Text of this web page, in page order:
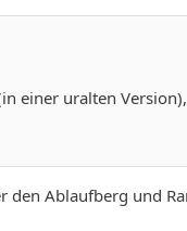
einer uralten
den Ablaufberg und